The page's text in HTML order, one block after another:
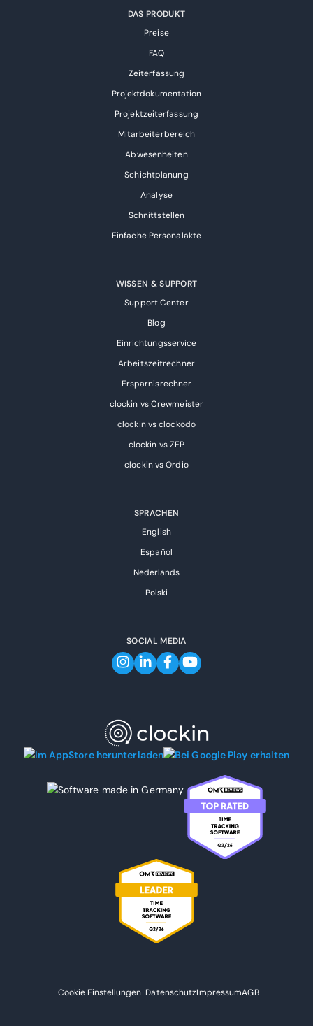
DAS PRODUKT
Preise
FAQ
Zeiterfassung
Projektdokumentation
Projektzeiterfassung
Mitarbeiterbereich
Abwesenheiten
Schichtplanung
Analyse
Schnittstellen
Einfache Personalakte
WISSEN & SUPPORT
Support Center
Blog
Einrichtungsservice
Arbeitszeitrechner
Ersparnisrechner
clockin vs Crewmeister
clockin vs clockodo
clockin vs ZEP
clockin vs Ordio
SPRACHEN
English
Español
Nederlands
Polski
SOCIAL MEDIA
Cookie Einstellungen DatenschutzImpressumAGB